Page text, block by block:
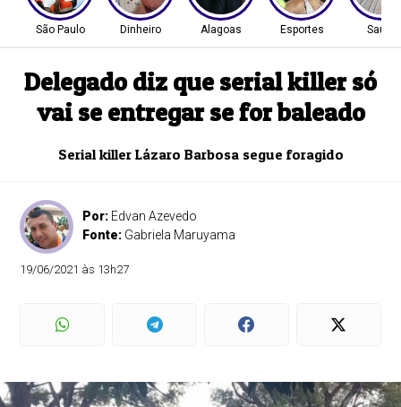
São Paulo Dinheiro Alagoas Esportes Saúde
Delegado diz que serial killer só
vai se entregar se for baleado
Serial killer Lázaro Barbosa segue foragido
Por: Edvan Azevedo
Fonte: Gabriela Maruyama
19/06/2021 às 13h27